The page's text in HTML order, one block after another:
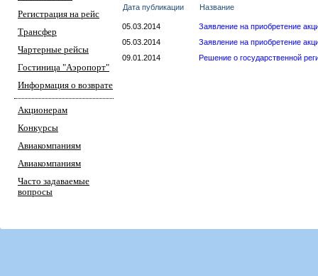
Регистрация на рейс
Трансфер
Чартерные рейсы
Гостиница "Аэропорт"
Информация о возврате
Акционерам
Конкурсы
Авиакомпаниям
Авиакомпаниям
Часто задаваемые
вопросы
Дата публикации Название
05.03.2014
Заявление на приобретение
05.03.2014
Заявление на приобретение
09.01.2014
Решение о государственной